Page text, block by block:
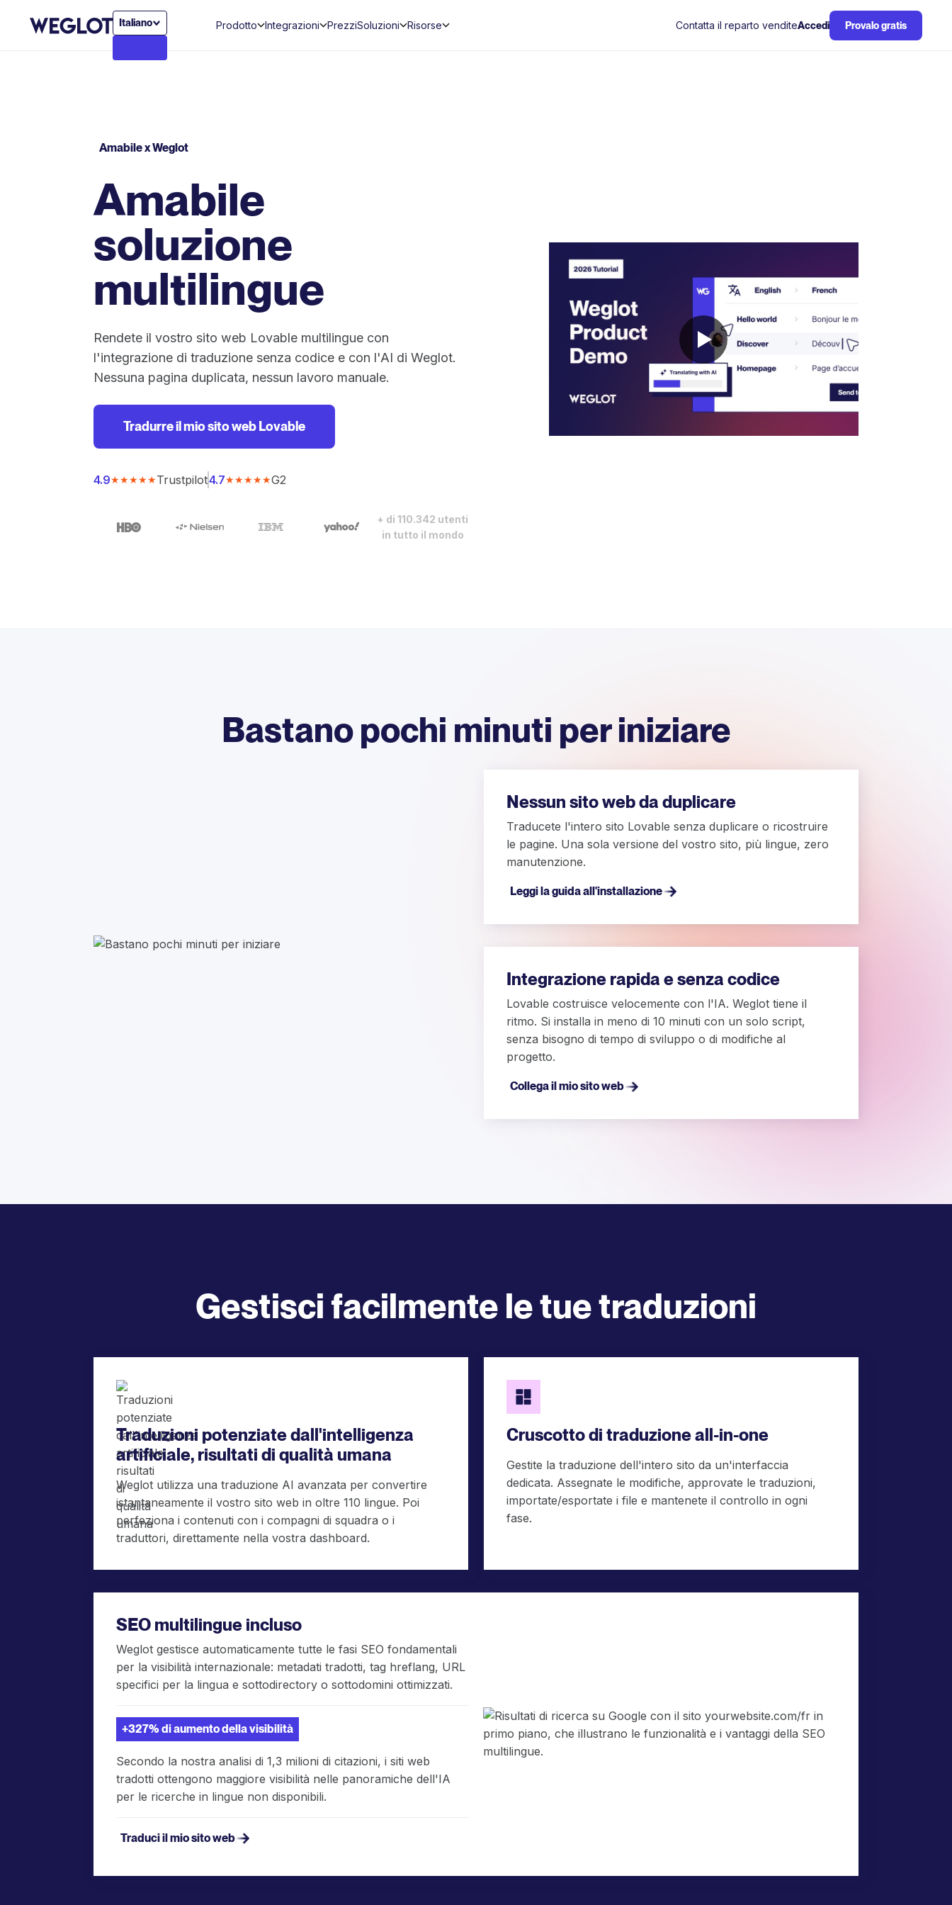
Italiano Prodotto Integrazioni PrezziSoluzioni Risorse Contatta il reparto venditeAccedi Provalo gratis
Amabile x Weglot
Amabile
soluzione
multilingue
Rendete il vostro sito web Lovable multilingue con
l'integrazione di traduzione senza codice e con l'AI di Weglot.
Nessuna pagina duplicata, nessun lavoro manuale.
Tradurre il mio sito web Lovable
4.9★★★★★Trustpilot4.7★★★★★G2
+ di 110.342 utenti
in tutto il mondo
Bastano pochi minuti per iniziare
Nessun sito web da duplicare
Traducete l'intero sito Lovable senza duplicare o ricostruire
le pagine. Una sola versione del vostro sito, più lingue, zero
manutenzione.
Leggi la guida all'installazione
Integrazione rapida e senza codice
Lovable costruisce velocemente con l'IA. Weglot tiene il
ritmo. Si installa in meno di 10 minuti con un solo script,
senza bisogno di tempo di sviluppo o di modifiche al
progetto.
Collega il mio sito web
Gestisci facilmente le tue traduzioni
Traduzioni potenziate dall'intelligenza
artificiale, risultati di qualità umana
Weglot utilizza una traduzione AI avanzata per convertire
istantaneamente il vostro sito web in oltre 110 lingue. Poi
perfeziona i contenuti con i compagni di squadra o i
traduttori, direttamente nella vostra dashboard.
Cruscotto di traduzione all-in-one
Gestite la traduzione dell'intero sito da un'interfaccia
dedicata. Assegnate le modifiche, approvate le traduzioni,
importate/esportate i file e mantenete il controllo in ogni
fase.
SEO multilingue incluso
Weglot gestisce automaticamente tutte le fasi SEO fondamentali
per la visibilità internazionale: metadati tradotti, tag hreflang, URL
specifici per la lingua e sottodirectory o sottodomini ottimizzati.
+327% di aumento della visibilità
Secondo la nostra analisi di 1,3 milioni di citazioni, i siti web
tradotti ottengono maggiore visibilità nelle panoramiche dell'IA
per le ricerche in lingue non disponibili.
Traduci il mio sito web